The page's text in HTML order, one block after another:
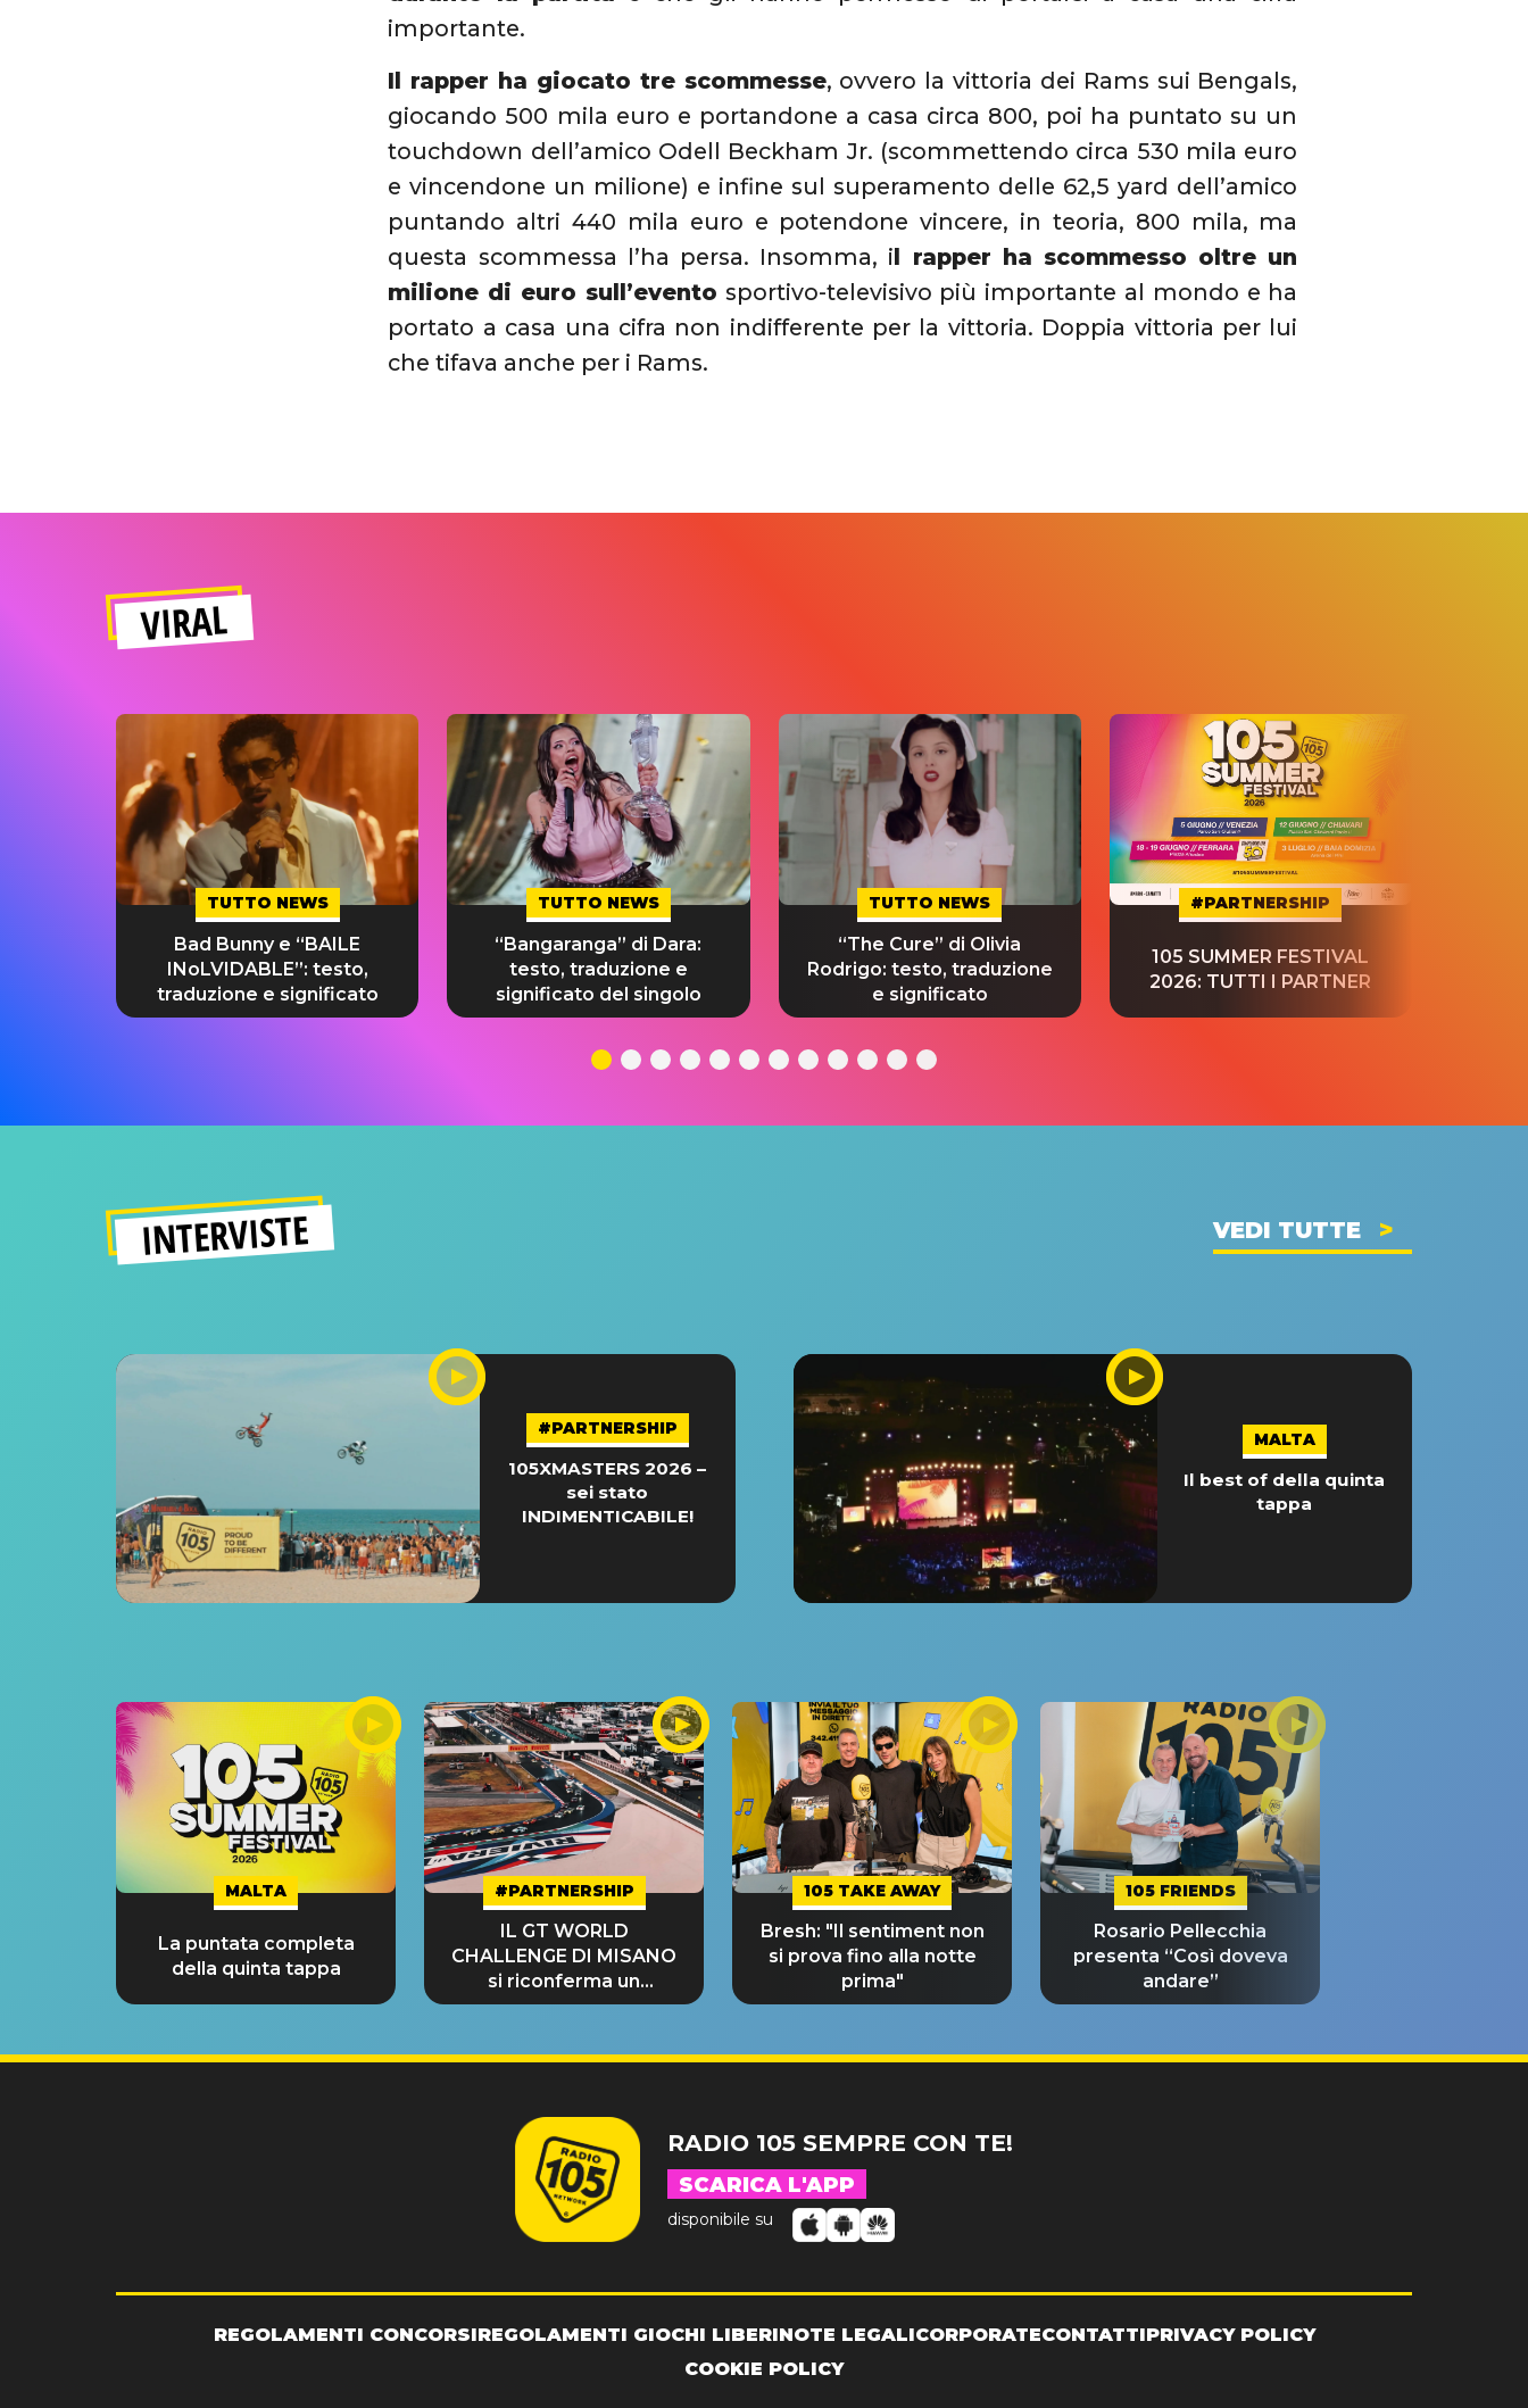
importante.
Il rapper ha giocato tre scommesse, ovvero la vittoria dei Rams sui Bengals,
giocando 500 mila euro e portandone a casa circa 800, poi ha puntato su un
touchdown dell’amico Odell Beckham Jr. (scommettendo circa 530 mila euro
e vincendone un milione) e infine sul superamento delle 62,5 yard dell’amico
puntando altri 440 mila euro e potendone vincere, in teoria, 800 mila, ma
questa scommessa l’ha persa. Insomma, il rapper ha scommesso oltre un
milione di euro sull’evento sportivo-televisivo più importante al mondo e ha
portato a casa una cifra non indifferente per la vittoria. Doppia vittoria per lui
che tifava anche per i Rams.
VIRAL
TUTTO NEWS
Bad Bunny e “BAILE
INoLVIDABLE”: testo,
traduzione e significato
TUTTO NEWS
“Bangaranga” di Dara:
testo, traduzione e
significato del singolo
TUTTO NEWS
“The Cure” di Olivia
Rodrigo: testo, traduzione
e significato
#PARTNERSHIP
105 SUMMER FESTIVAL
2026: TUTTI I PARTNER
INTERVISTE VEDI TUTTE
#PARTNERSHIP
105XMASTERS 2026 –
sei stato
INDIMENTICABILE!
MALTA
Il best of della quinta
tappa
MALTA
La puntata completa
della quinta tappa
#PARTNERSHIP
IL GT WORLD
CHALLENGE DI MISANO
si riconferma un
GRANDE SUCCESSO!
105 TAKE AWAY
Bresh: "Il sentiment non
si prova fino alla notte
prima"
105 FRIENDS
Rosario Pellecchia
presenta “Così doveva
andare”
RADIO 105 SEMPRE CON TE!
SCARICA L'APP
disponibile su
REGOLAMENTI CONCORSIREGOLAMENTI GIOCHI LIBERINOTE LEGALICORPORATECONTATTIPRIVACY POLICY
COOKIE POLICY